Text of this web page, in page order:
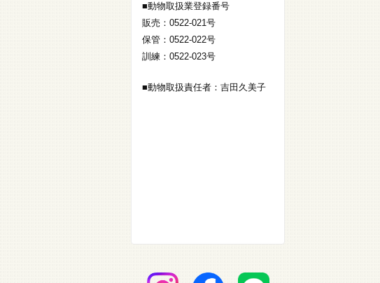
■動物取扱業登録番号
販売：0522-021号
保管：0522-022号
訓練：0522-023号
■動物取扱責任者：吉田久美子